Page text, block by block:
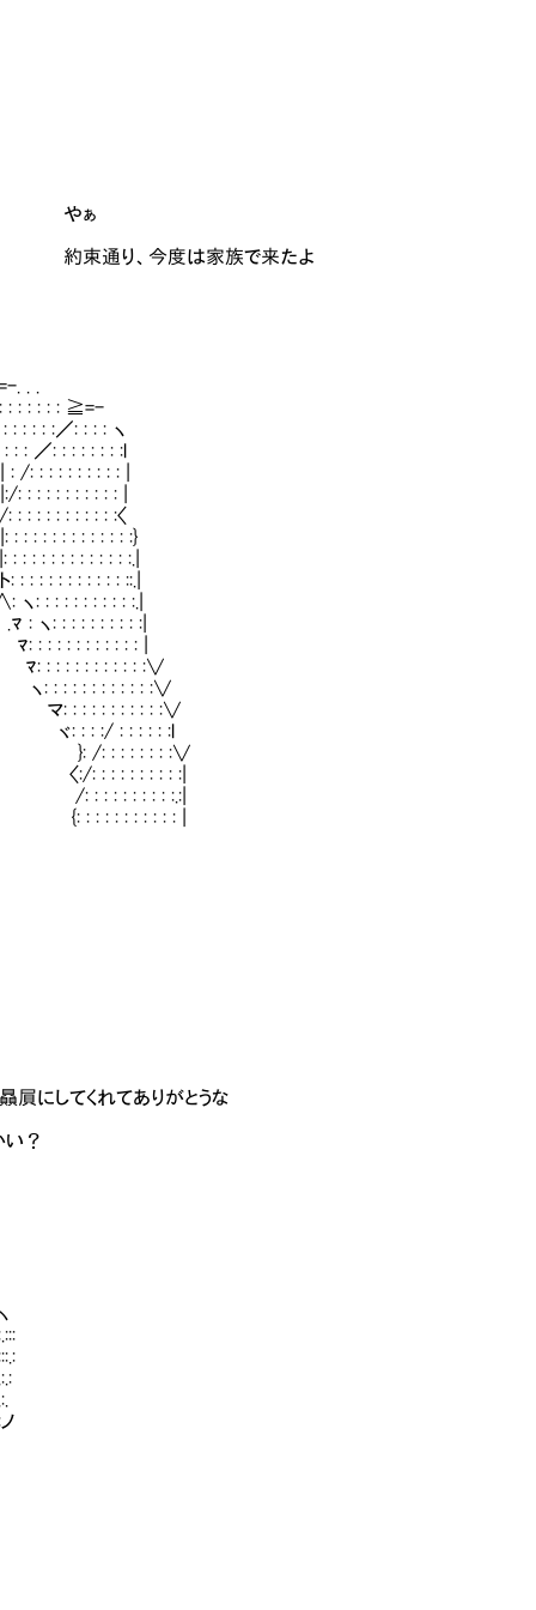
ぁ
家族で来たよ
. .
: : : ≧=-
:／: : : : ヽ
: : : : : : : :l
: : : : : : : : |
: : : : : : : : |
: : : : : : : :〈
: : : : : : : : : : :}
: : : : : : : : : : :.|
: : : : : : : : : : ::.|
: : : : : : : : : :.|
: : : : : : : : : :|
: : : : : : : : : : |
: : : : : : : : : : :∨
: : : : : : : : : : : :∨
マ: : : : : : : : : : :∨
ヾ: : : :/ : : : : : :l
}: /: : : : : : : :∨
〈:/: : : : : : : : : :|
/: : : : : : : : : :.:|
: : : : : : : : : : |
れてありがとうな
？